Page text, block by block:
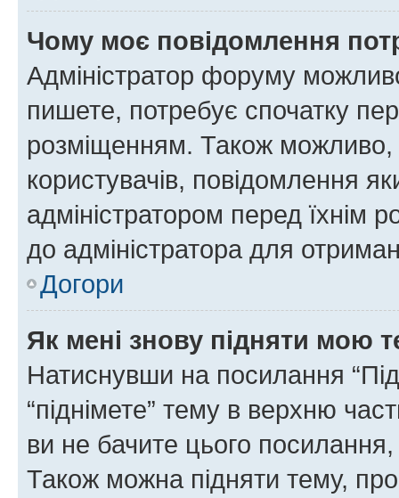
Чому моє повідомлення
Адміністратор форуму
пишете, потребує спочатку
розміщенням. Також можливо,
користувачів, повідомлення
адміністратором перед їхнім
до адміністратора для
Догори
Як мені знову підняти мою
Натиснувши на посилання
“піднімете” тему в верхню
ви не бачите цього
Також можна підняти тему,